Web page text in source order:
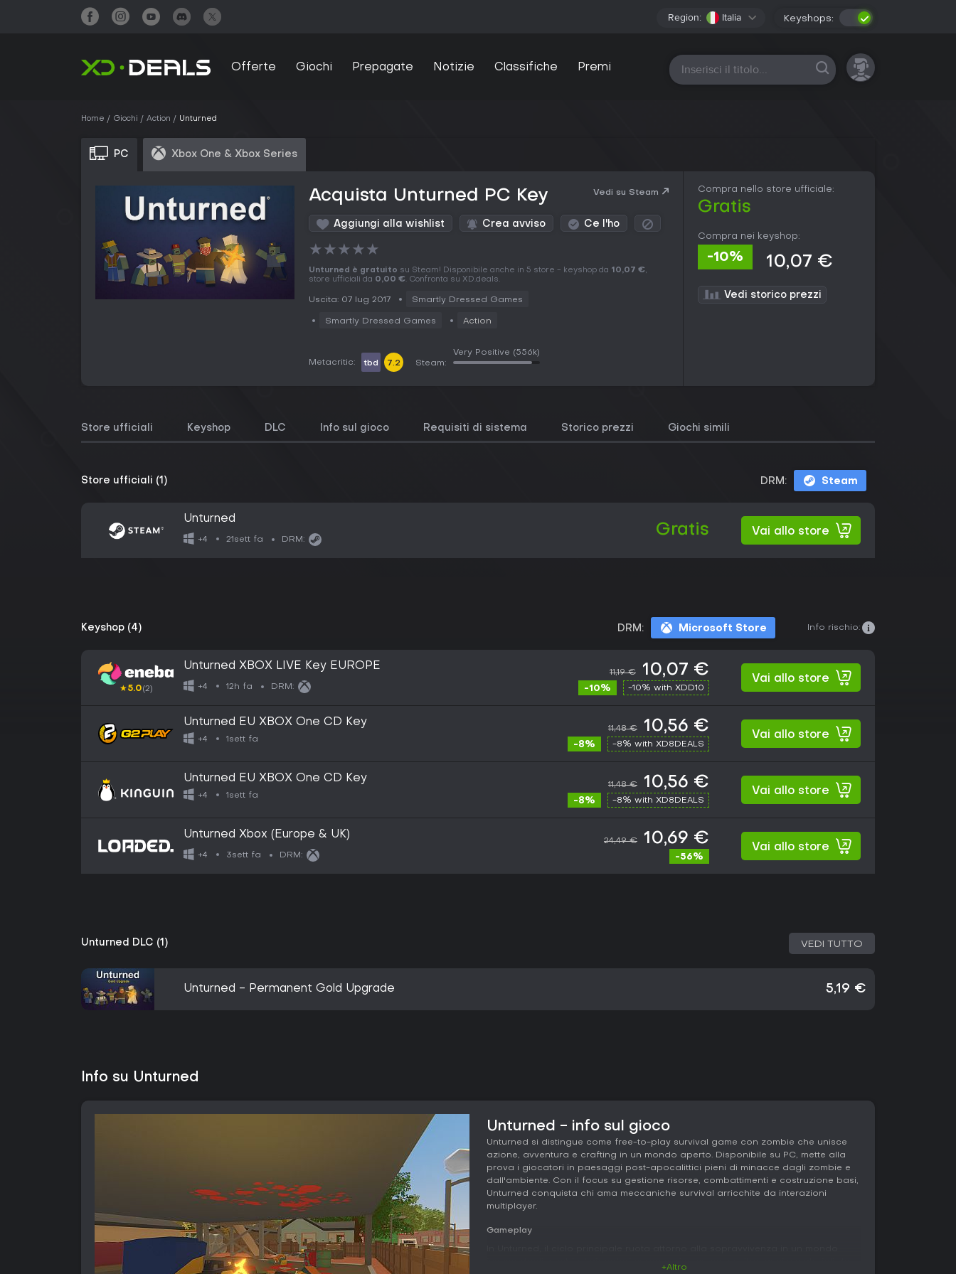
Region: Italia Keyshops:
Offerte Giochi Prepagate Notizie Classifiche Premi Tutte le piattaforme
Home Giochi Action Unturned
PC Xbox One & Xbox Series
Acquista Unturned PC Key Vedi su Steam
Aggiungi alla wishlist Crea avviso Ce l'ho
★★★★★
Unturned è gratuito su Steam! Disponibile anche in 5 store - keyshop da 10,07 €,
store ufficiali da 0,00 €. Confronta su XD.deals.
Uscita: 07 lug 2017 Smartly Dressed Games
Smartly Dressed Games Action
Metacritic: tbd 7.2 Steam:
Very Positive (556k)
Compra nello store ufficiale:
Gratis
Compra nei keyshop:
-10% 10,07 €
Vedi storico prezzi
Store ufficiali Keyshop DLC Info sul gioco Requisiti di sistema Storico prezzi Giochi simili
Store ufficiali (1) DRM: Steam
Unturned
+4 21sett fa DRM:
Gratis Vai allo store
Keyshop (4) DRM: Microsoft Store Info rischio:
★5.0(2)
Unturned XBOX LIVE Key EUROPE
+4 12h fa DRM:
11,19 € 10,07 €
-10% -10% with XDD10
Vai allo store
Unturned EU XBOX One CD Key
+4 1sett fa
11,48 € 10,56 €
-8% -8% with XD8DEALS
Vai allo store
Unturned EU XBOX One CD Key
+4 1sett fa
11,48 € 10,56 €
-8% -8% with XD8DEALS
Vai allo store
Unturned Xbox (Europe & UK)
+4 3sett fa DRM:
24,49 € 10,69 €
-56%
Vai allo store
Unturned DLC (1) VEDI TUTTO
Unturned - Permanent Gold Upgrade 5,19 €
Info su Unturned
Unturned - info sul gioco
Unturned si distingue come free-to-play survival game con zombie che unisce
azione, avventura e crafting in un mondo aperto. Disponibile su PC, mette alla
prova i giocatori in paesaggi post-apocalittici pieni di minacce dagli zombie e
dall'ambiente. Con il focus su gestione risorse, combattimenti e costruzione basi,
Unturned conquista chi ama meccaniche survival arricchite da interazioni
multiplayer.
Gameplay
+Altro